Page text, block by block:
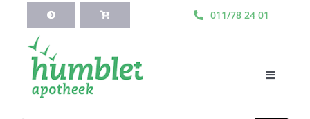
inhoud
011/78 24 01
Toggle